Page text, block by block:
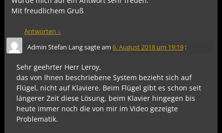
Mit freudlichem Gruß
Antworten ↓
Admin Stefan Langsagte am 6. August 2018 um 19:19 :
Sehr geehrter Herr Leroy,
das von Ihnen beschriebene System bezieht sich auf
Flügel, nicht auf Klaviere. Beim Flügel gibt es schon seit
längerer Zeit diese Lösung, beim Klavier hingegen bis
heute immer noch die von mir im Video gezeigte
Problematik.